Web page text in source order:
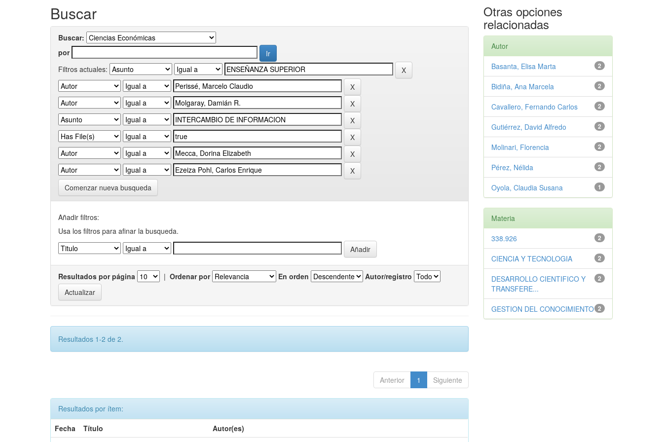
Buscar
Buscar:
por
Filtros actuales:
Comenzar nueva busqueda
Añadir filtros:
Usa los filtros para afinar la busqueda.
Resultados por página | Ordenar por En orden Autor/registro
Resultados 1-2 de 2.
Anterior 1 Siguiente
Resultados por ítem:
Fecha
Título
Autor(es)
Otras opciones
relacionadas
Autor
2
Basanta, Elisa Marta
2
Bidiña, Ana Marcela
2
Cavallero, Fernando Carlos
2
Gutiérrez, David Alfredo
2
Molinari, Florencia
2
Pérez, Nélida
1
Oyola, Claudia Susana
Materia
2
338.926
2
CIENCIA Y TECNOLOGIA
2
DESARROLLO CIENTIFICO Y
TRANSFERE...
2
GESTION DEL CONOCIMIENTO